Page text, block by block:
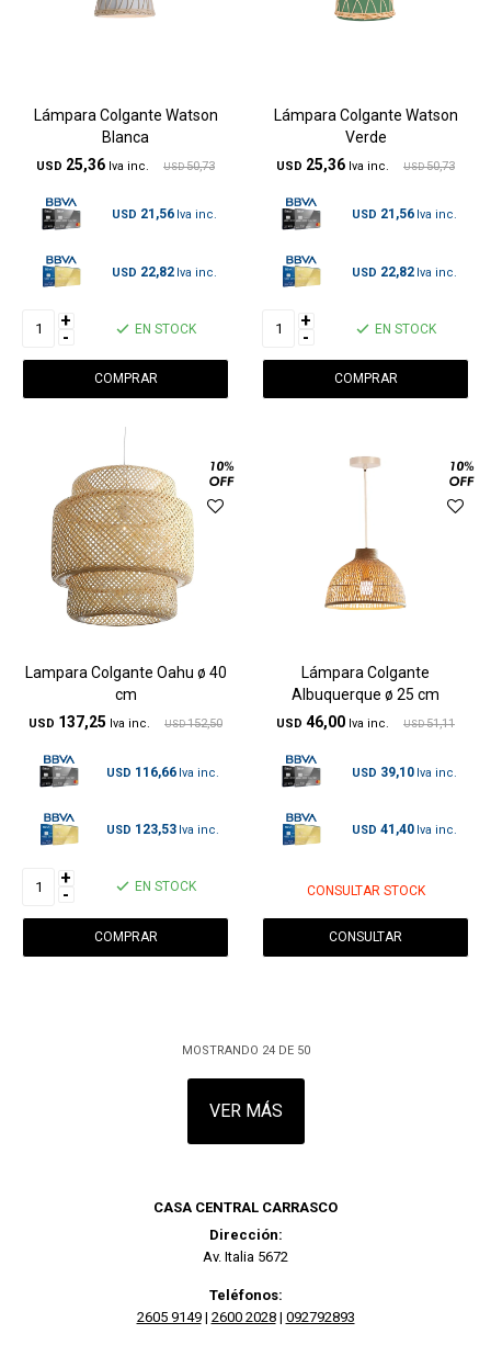
Lámpara Colgante Watson
Blanca
USD 25,36 USD 50,73
USD 21,56
USD 22,82
+
- EN STOCK
Lámpara Colgante Watson
Verde
USD 25,36 USD 50,73
USD 21,56
USD 22,82
+
- EN STOCK
Lampara Colgante Oahu ø 40
cm
USD 137,25 USD 152,50
USD 116,66
USD 123,53
+
- EN STOCK
Lámpara Colgante
Albuquerque ø 25 cm
USD 46,00 USD 51,11
USD 39,10
USD 41,40
CONSULTAR STOCK
CONSULTAR
MOSTRANDO 24DE 50
VER MÁS
CASA CENTRAL CARRASCO
Dirección:
Av. Italia 5672
Teléfonos:
2605 9149| 2600 2028| 092792893